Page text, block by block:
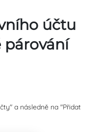
účtu
a následně na "Přidat